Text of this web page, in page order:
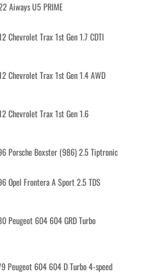
Aiways U5 PRIME
Chevrolet Trax 1st Gen 1.7 CDTI
Chevrolet Trax 1st Gen 1.4 AWD
Chevrolet Trax 1st Gen 1.6
Porsche Boxster (986) 2.5 Tiptronic
Opel Frontera A Sport 2.5 TDS
Peugeot 604 604 GRD Turbo
Peugeot 604 604 D Turbo 4-speed